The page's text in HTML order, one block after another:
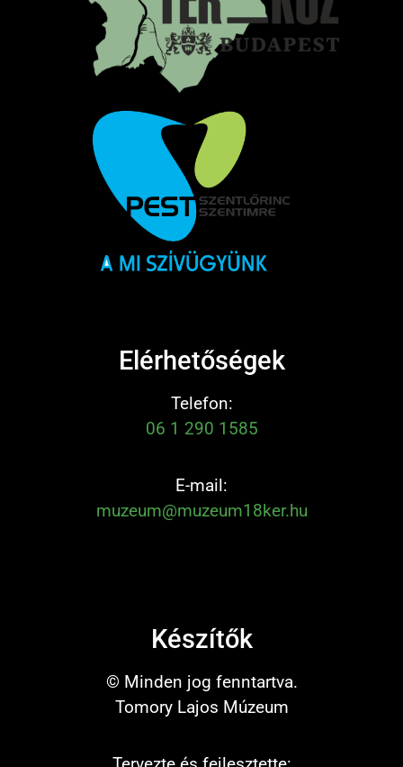
Elérhetőségek
Telefon:
06 1 290 1585
E-mail:
muzeum@muzeum18ker.hu
Készítők
© Minden jog fenntartva.
Tomory Lajos Múzeum